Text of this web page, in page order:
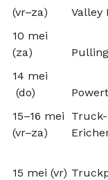
(vr–za)
Valley
10 mei
(za)
14 mei
(do)
15–16 mei
(vr–za)
15 mei (vr)